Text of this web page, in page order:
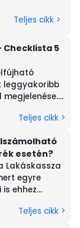
Teljes cikk >
Checklista 5
leggyakoribb
Teljes cikk >
esetén?
Lakáskassza
egyre
ehhez...
Teljes cikk >